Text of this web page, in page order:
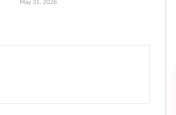
May 31, 2026